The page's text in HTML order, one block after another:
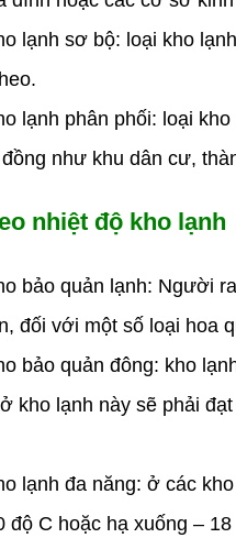
lạnh sơ bộ: loại kho
lạnh phân phối: loại
như khu dân cư,
nhiệt độ kho lạnh
bảo quản lạnh: Người
đối với một số loại hoa
bảo quản đông: kho
kho lạnh này sẽ phải
lạnh đa năng: ở các
độ C hoặc hạ xuống –